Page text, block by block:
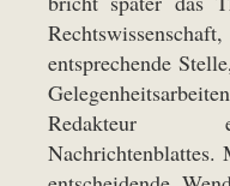
entsprechende
Redakteur
Nachrichtenblattes.